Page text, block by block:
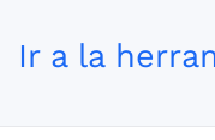
Ir a la